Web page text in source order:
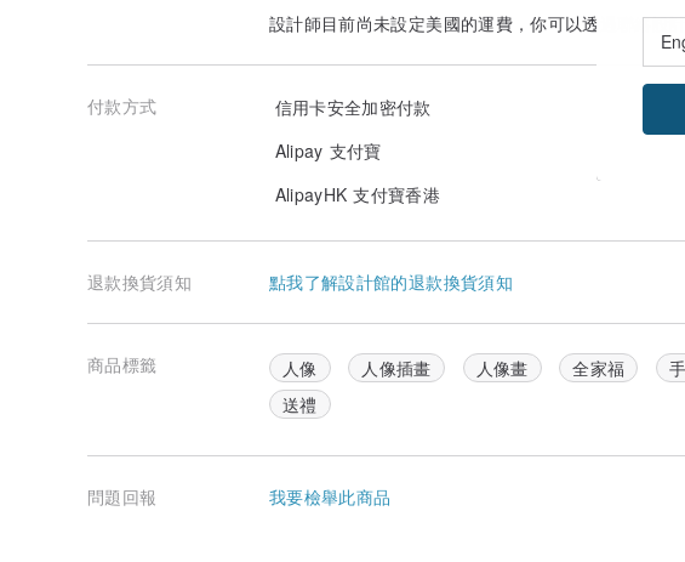
設計師目前尚未設定美國的運費，你可以透過 聯絡設
付款方式
信用卡安全加密付款
Alipay 支付寶
AlipayHK 支付寶香港
退款換貨須知 點我了解設計館的退款換貨須知
商品標籤 人像 人像插畫 人像畫 全家福
送禮
問題回報 我要檢舉此商品